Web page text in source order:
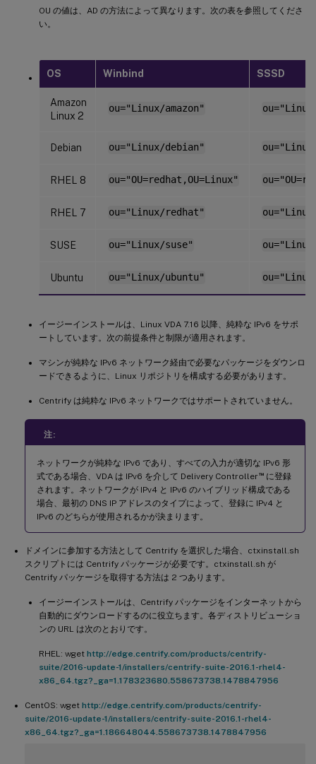
OU の値は、AD の方法によって異なります。次の表を参照してくださ
い。
OS Winbind SSSD
Amazon
Linux 2
ou="Linux/amazon"
Debian ou="Linux/debian"
RHEL 8 ou="OU=redhat,OU=Linux"
RHEL 7 ou="Linux/redhat"
SUSE ou="Linux/suse"
Ubuntu ou="Linux/ubuntu"
イージーインストールは、Linux VDA 7.16 以降、純粋な IPv6 をサポ
ートしています。次の前提条件と制限が適用されます。
マシンが純粋な IPv6 ネットワーク経由で必要なパッケージをダウンロ
ードできるように、Linux リポジトリを構成する必要があります。
Centrify は純粋な IPv6 ネットワークではサポートされていません。
注:
ネットワークが純粋な IPv6 であり、すべての入力が適切な IPv6 形
式である場合、VDA は IPv6 を介して Delivery Controller™に登録
されます。ネットワークが IPv4 と IPv6 のハイブリッド構成である
場合、最初の DNS IP アドレスのタイプによって、登録に IPv4 と
IPv6 のどちらが使用されるかが決まります。
ドメインに参加する方法として Centrify を選択した場合、ctxinstall.sh
スクリプトには Centrify パッケージが必要です。ctxinstall.sh が
Centrify パッケージを取得する方法は 2 つあります。
イージーインストールは、Centrify パッケージをインターネットから
自動的にダウンロードするのに役立ちます。各ディストリビューショ
ンの URL は次のとおりです。
RHEL: wget http://edge.centrify.com/products/centrify-
suite/2016-update-1/installers/centrify-suite-2016.1-rhel4-
x86_64.tgz?_ga=1.178323680.558673738.1478847956
CentOS: wget http://edge.centrify.com/products/centrify-
suite/2016-update-1/installers/centrify-suite-2016.1-rhel4-
x86_64.tgz?_ga=1.186648044.558673738.1478847956